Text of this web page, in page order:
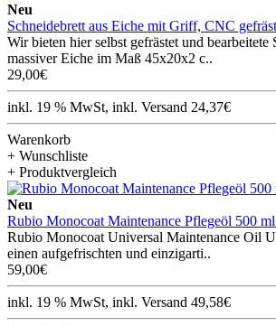
Neu
Schneidebrett aus Eiche mit Griff, CNC
Wir bieten hier selbst gefrästet und bearbeitete
massiver Eiche im Maß 45x20x2 c..
29,00€
inkl. 19 % MwSt, inkl. Versand 24,37€
Warenkorb
+ Wunschliste
+ Produktvergleich
Neu
Rubio Monocoat Maintenance Pflegeöl 500
Rubio Monocoat Universal Maintenance Oil
einen aufgefrischten und einzigarti..
59,00€
inkl. 19 % MwSt, inkl. Versand 49,58€